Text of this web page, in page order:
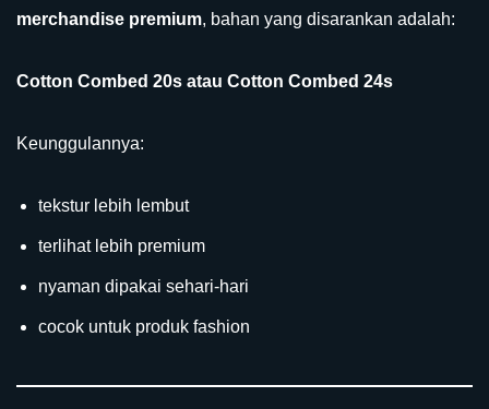
merchandise premium, bahan yang disarankan adalah:
Cotton Combed 20s atau Cotton Combed 24s
Keunggulannya:
tekstur lebih lembut
terlihat lebih premium
nyaman dipakai sehari-hari
cocok untuk produk fashion